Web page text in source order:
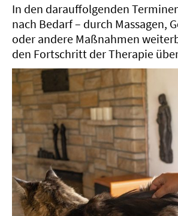
In den darauffolgenden
nach Bedarf – durch Massagen,
oder andere Maßnahmen
den Fortschritt der Therapie